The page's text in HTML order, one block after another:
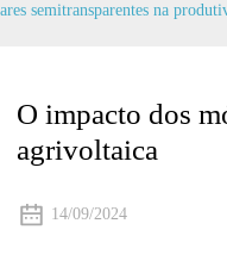
semitransparentes na
O impacto dos
agrivoltaica
14/09/2024